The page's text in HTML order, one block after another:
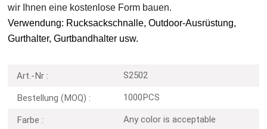
wir Ihnen eine kostenlose Form bauen.
Verwendung: Rucksackschnalle, Outdoor-Ausrüstung,
Gurthalter, Gurtbandhalter usw.
Art.-Nr : S2502
Bestellung (MOQ) : 1000PCS
Farbe : Any color is acceptable